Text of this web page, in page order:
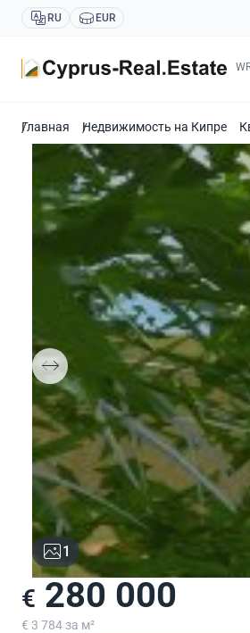
RU EUR
Главная Недвижимость на Кипре
1
€ 280 000
€ 3 784 за м²